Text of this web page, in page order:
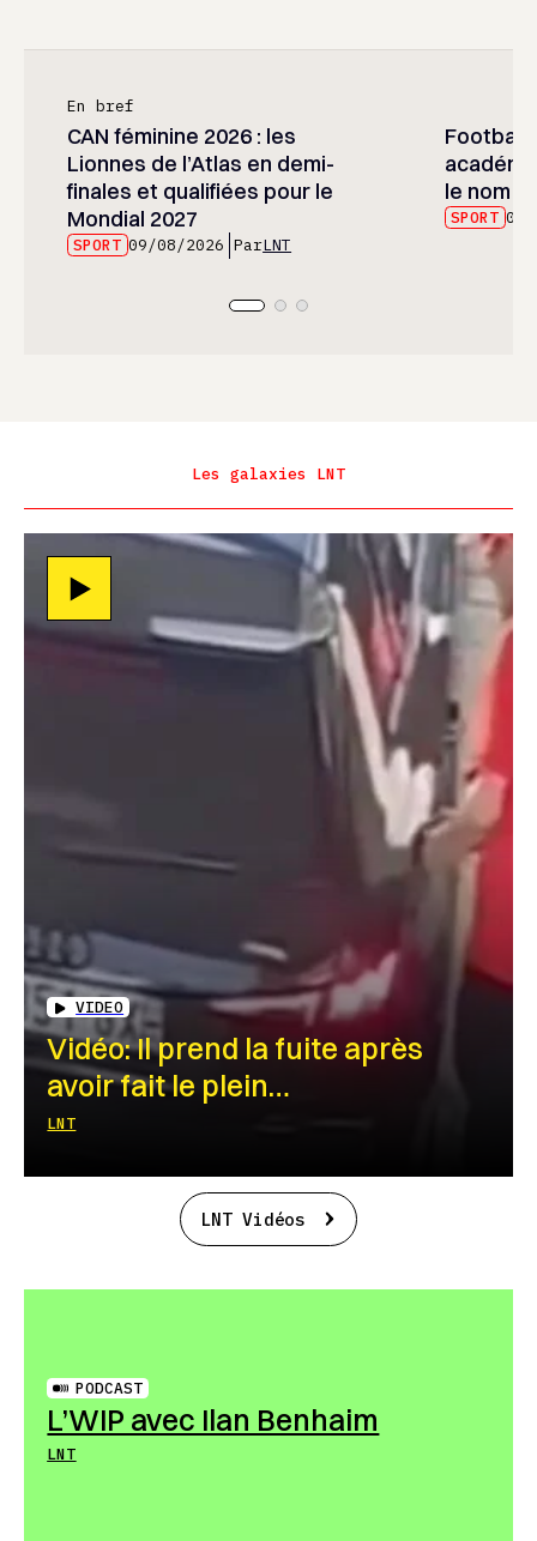
En bref
CAN féminine 2026 : les
Lionnes de l’Atlas en demi-
finales et qualifiées pour le
Mondial 2027
SPORT 09/08/2026 ParLNT
Football
le nom
SPORT 09/
Les galaxies LNT
VIDEO
Vidéo: Il prend la fuite après
avoir fait le plein…
LNT
LNT Vidéos
PODCAST
L’WIP avec Ilan Benhaim
LNT